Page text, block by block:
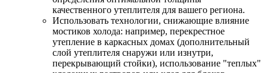
качественного утеплителя для вашего региона.
Использовать технологии, снижающие влияние
мостиков холода: например, перекрестное
утепление в каркасных домах (дополнительный
слой утеплителя снаружи или изнутри,
перекрывающий стойки), использование "теплых"